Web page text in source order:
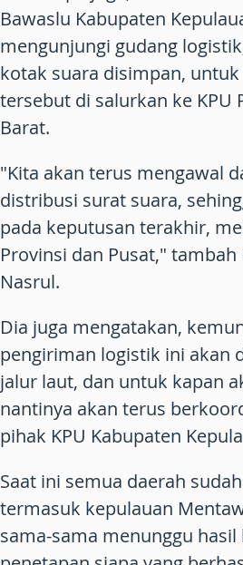
Bawaslu Kabupaten
mengunjungi gudang
kotak suara disimpan,
tersebut di salurkan ke KPU
Barat.
"Kita akan terus mengawal
distribusi surat suara,
pada keputusan terakhir,
Provinsi dan Pusat," tambah
Nasrul.
Dia juga mengatakan,
pengiriman logistik ini akan
jalur laut, dan untuk kapan
nantinya akan terus
pihak KPU Kabupaten
Saat ini semua daerah
termasuk kepulauan
sama-sama menunggu